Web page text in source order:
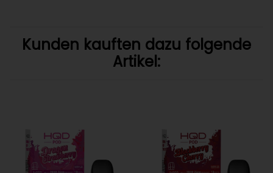
Kunden kauften dazu folgende
Artikel: